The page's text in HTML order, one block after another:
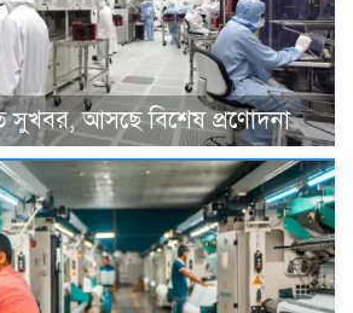
সুখবর, আসছে বিশেষ প্রণোদনা